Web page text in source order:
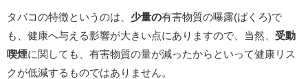
タバコの特徴というのは、 少量の有害物質の曝露(ばくろ)で
も、健康へ与える影響が大きい点にありますので、当然、 受動
喫煙に関しても、有害物質の量が減ったからといって健康リス
クが低減するものではありません。